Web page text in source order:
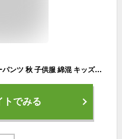
長ズボン 厚地 スポーツパンツ ジョガーパンツ 秋 子供服 綿混 キッズ ジョガーパンツ ゆったり 無地 丈夫 120cm 耐久性 動きやすい ジュ
トでみる